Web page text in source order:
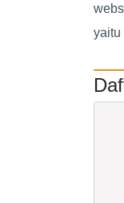
yaitu